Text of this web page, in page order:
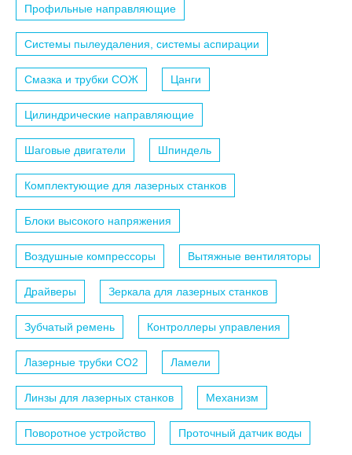
Профильные направляющие
Системы пылеудаления, системы аспирации
Смазка и трубки СОЖ Цанги
Цилиндрические направляющие
Шаговые двигатели Шпиндель
Комплектующие для лазерных станков
Блоки высокого напряжения
Воздушные компрессоры Вытяжные вентиляторы
Драйверы Зеркала для лазерных станков
Зубчатый ремень Контроллеры управления
Лазерные трубки СО2 Ламели
Линзы для лазерных станков Механизм
Поворотное устройство Проточный датчик воды